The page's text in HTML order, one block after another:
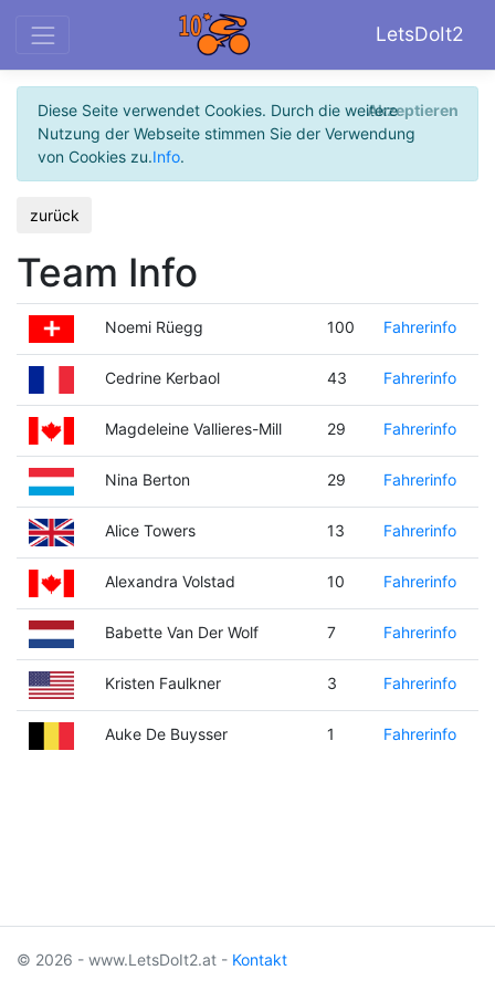
LetsDoIt2
Diese Seite verwendet Cookies. Durch die weitere
Nutzung der Webseite stimmen Sie der Verwendung
von Cookies zu.Info.
Akzeptieren
zurück
Team Info
Noemi Rüegg 100 Fahrerinfo
Cedrine Kerbaol 43 Fahrerinfo
Magdeleine Vallieres-Mill 29 Fahrerinfo
Nina Berton 29 Fahrerinfo
Alice Towers 13 Fahrerinfo
Alexandra Volstad 10 Fahrerinfo
Babette Van Der Wolf 7 Fahrerinfo
Kristen Faulkner 3 Fahrerinfo
Auke De Buysser 1 Fahrerinfo
© 2026 - www.LetsDoIt2.at - Kontakt